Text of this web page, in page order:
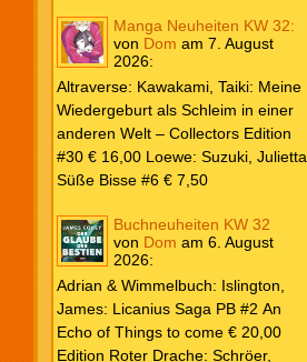
#31 € 5,99 Spider-Man 2025 #9
Angriff der Aliens € 7,99
Drache: Schröer, Anne: Der letzte
Kreis PB #2 Erwachen € 18,00
Dragonblood Academy HC #2 …to
kill a Monster € 25,00 Heyne: Bähr,
Emily: Tainted Vows – Gods of New
Olympia PB € 17,00 Kim, Sophie:
Fate’s Thread-Reihe PB #2 Der Gott
und der Geist € 17,00 Vonnegut,
Kurt: Katzenwiege PB € 17,00
Corey, James: The Captive’s War
HC #2 Der Glaube der Bestien €
24,00 Piper: Yang, Neon: Die letzte
Tochter der Drachen PB € 18,00
Manga Neuheiten KW 32:
von Dom am 7. August
2026:
Altraverse: Kawakami, Taiki: Meine
Wiedergeburt als Schleim in einer
anderen Welt – Collectors Edition
#30 € 16,00 Loewe: Suzuki,
Süße Bisse #6 € 7,50
Buchneuheiten KW 32
von Dom am 6. August
2026:
Adrian & Wimmelbuch: Islington,
James: Licanius Saga PB #2 An
Echo of Things to come € 20,00
Edition Roter Drache: Schröer,